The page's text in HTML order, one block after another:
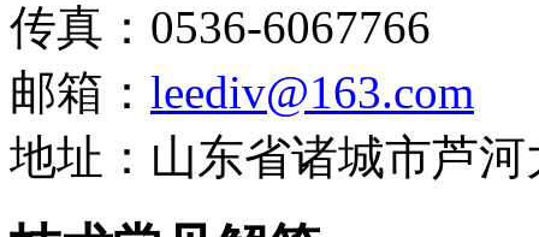
传真：0536-6067766
邮箱： leediv@163.com
地址：山东省诸城市芦